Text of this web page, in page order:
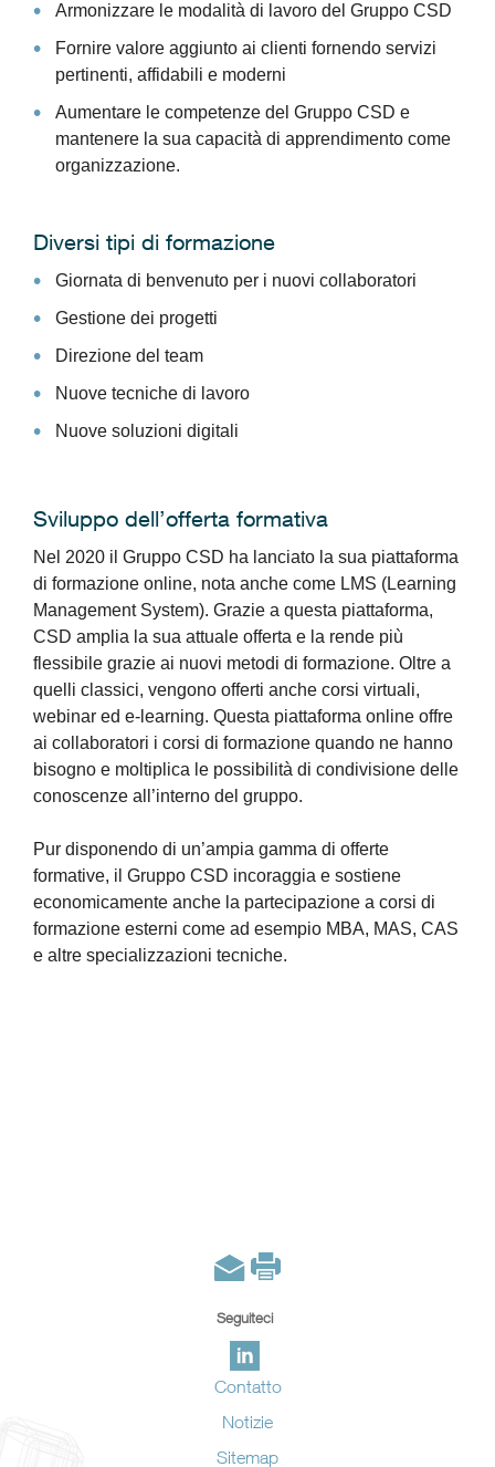
Armonizzare le modalità di lavoro del Gruppo CSD
Fornire valore aggiunto ai clienti fornendo servizi
pertinenti, affidabili e moderni
Aumentare le competenze del Gruppo CSD e
mantenere la sua capacità di apprendimento come
organizzazione.
Diversi tipi di formazione
Giornata di benvenuto per i nuovi collaboratori
Gestione dei progetti
Direzione del team
Nuove tecniche di lavoro
Nuove soluzioni digitali
Sviluppo dell’offerta formativa
Nel 2020 il Gruppo CSD ha lanciato la sua piattaforma
di formazione online, nota anche come LMS (Learning
Management System). Grazie a questa piattaforma,
CSD amplia la sua attuale offerta e la rende più
flessibile grazie ai nuovi metodi di formazione. Oltre a
quelli classici, vengono offerti anche corsi virtuali,
webinar ed e-learning. Questa piattaforma online offre
ai collaboratori i corsi di formazione quando ne hanno
bisogno e moltiplica le possibilità di condivisione delle
conoscenze all’interno del gruppo.
Pur disponendo di un’ampia gamma di offerte
formative, il Gruppo CSD incoraggia e sostiene
economicamente anche la partecipazione a corsi di
formazione esterni come ad esempio MBA, MAS, CAS
e altre specializzazioni tecniche.
Seguiteci
Contatto
Notizie
Sitemap